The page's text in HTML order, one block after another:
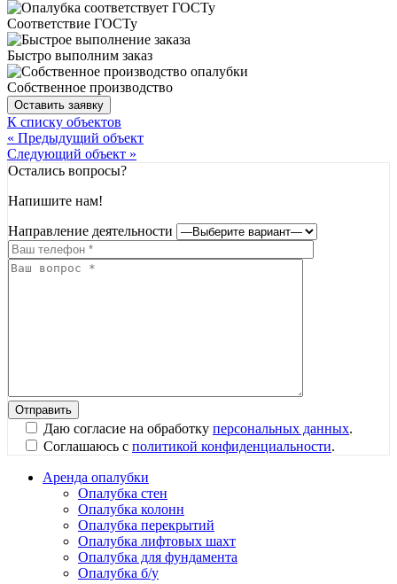
Соответствие ГОСТу
Быстро выполним заказ
Собственное производство
Оставить заявку
К списку объектов
« Предыдущий объект
Следующий объект »
Остались вопросы?
Напишите нам!
Направление деятельности
Даю согласие на обработку персональных данных.
Соглашаюсь с политикой конфиденциальности.
Аренда опалубки
Опалубка стен
Опалубка колонн
Опалубка перекрытий
Опалубка лифтовых шахт
Опалубка для фундамента
Опалубка б/у